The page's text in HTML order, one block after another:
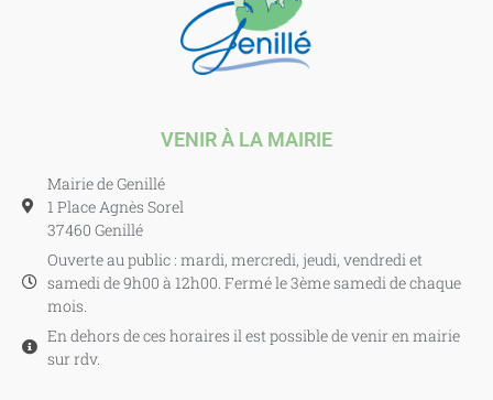
VENIR À LA MAIRIE
Mairie de Genillé
1 Place Agnès Sorel
37460 Genillé
Ouverte au public : mardi, mercredi, jeudi, vendredi et
samedi de 9h00 à 12h00. Fermé le 3ème samedi de chaque
mois.
En dehors de ces horaires il est possible de venir en mairie
sur rdv.